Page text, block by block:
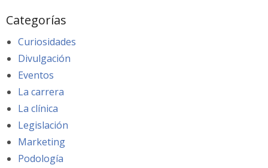
Categorías
Curiosidades
Divulgación
Eventos
La carrera
La clínica
Legislación
Marketing
Podología